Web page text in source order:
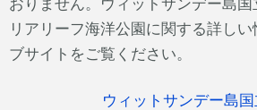
リアリーフ海洋公園に関する詳し
ブサイトをご覧ください。
ウィットサンデー島